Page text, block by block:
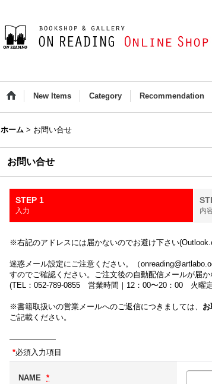
New Items Category Recommendation
ホーム > お問い合せ
お問い合せ
STEP 1
入力 内
※右記のアドレスには届かないのでお避け下さい
迷惑メール設定にご注意ください。（
すのでご確認ください。ご注文後の自動配信メールが届
(TEL：052-789-0855 営業時間｜12：00〜20：00 火曜定
※書籍取扱いの営業メールへのご返信につきましては、
ご記載ください。
――――――
*必須入力項目
NAME *